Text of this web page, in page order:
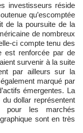
qu’escomptée
de la poursuite de la
de nombreux
ci compte tenu des
est renforcée par de
survenir à la suite
par ailleurs sur la
marqué par
émergentes. La
dollar représentent
pour les marchés
sont en très